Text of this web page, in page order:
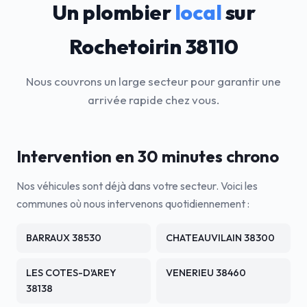
Un plombierlocalsur
Rochetoirin 38110
Nous couvrons un large secteur pour garantir une
arrivée rapide chez vous.
Intervention en 30 minutes chrono
Nos véhicules sont déjà dans votre secteur. Voici les
communes où nous intervenons quotidiennement :
BARRAUX 38530 CHATEAUVILAIN 38300
LES COTES-D'AREY
38138
VENERIEU 38460